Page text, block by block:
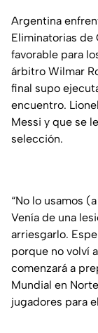
Argentina
Eliminatorias de
favorable para
árbitro Wilmar
final supo
encuentro.
Messi y que se
selección.
“No lo usamos
Venía de una
arriesgarlo.
porque no volví
comenzará a
Mundial en
jugadores para